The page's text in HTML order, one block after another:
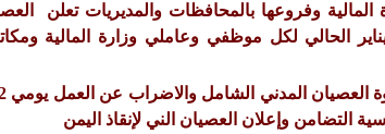
وفروعها بالمحافظات والمديريات تعلن
عن العمل يومي 12 و13 يناير الحالي لكل موظفي وعاملي وزارة
التضامن وإعلان العصيان الني لإنقاذ اليمن